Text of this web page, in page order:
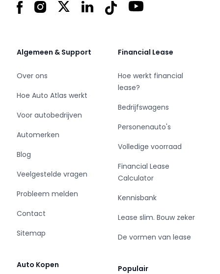
FacebookInstagram
X LinkedInTiktok YouTube
Algemeen & Support
Over ons
Hoe Auto Atlas werkt
Voor autobedrijven
Automerken
Blog
Veelgestelde vragen
Probleem melden
Contact
Sitemap
Auto Kopen
Financial Lease
Hoe werkt financial
lease?
Bedrijfswagens
Personenauto's
Volledige voorraad
Financial Lease
Calculator
Kennisbank
Lease slim. Bouw zeker
De vormen van lease
Populair